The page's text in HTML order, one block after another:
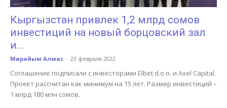
Кыргызстан привлек 1,2 млрд сомов
инвестиций на новый борцовский зал
и...
Мирайым Алмас - 23 февраля 2022
Соглашение подписали с инвесторами Elbet d.o.o. и Axel Capital.
Проект рассчитан как минимум на 15 лет. Размер инвестиций –
1 млрд 180 млн сомов.